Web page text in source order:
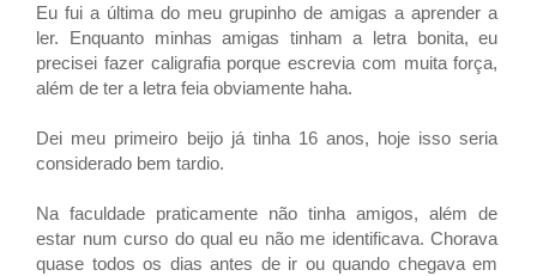
Eu fui a última do meu grupinho de amigas a aprender a
ler. Enquanto minhas amigas tinham a letra bonita, eu
precisei fazer caligrafia porque escrevia com muita força,
além de ter a letra feia obviamente haha.
Dei meu primeiro beijo já tinha 16 anos, hoje isso seria
considerado bem tardio.
Na faculdade praticamente não tinha amigos, além de
estar num curso do qual eu não me identificava. Chorava
quase todos os dias antes de ir ou quando chegava em